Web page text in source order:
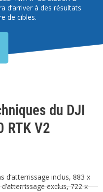
d’arriver à des résultats
de cibles.
du DJI
RTK V2
d’atterrissage inclus, 883 x
exclus, 722 x